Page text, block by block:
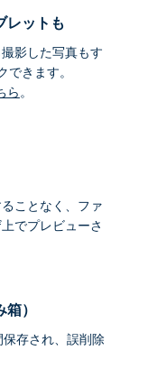
レットも
影した写真もす
きます。
ら。
ことなく、ファ
でプレビューさ
）
存され、誤削除